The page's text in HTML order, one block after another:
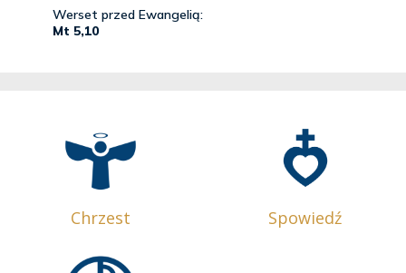
Chrzest Spowiedź